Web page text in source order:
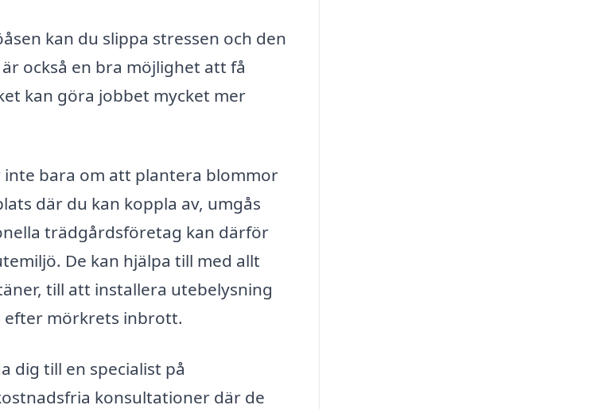
kan du slippa stressen och den
också en bra möjlighet att få
kan göra jobbet mycket mer
bara om att plantera blommor
där du kan koppla av, umgås
trädgårdsföretag kan därför
De kan hjälpa till med allt
till att installera utebelysning
efter mörkrets inbrott.
dig till en specialist på
konsultationer där de